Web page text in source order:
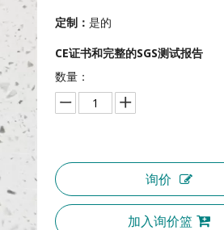
定制：是的
CE证书和完整的SGS测试报告
数量：
询价
加入询价篮